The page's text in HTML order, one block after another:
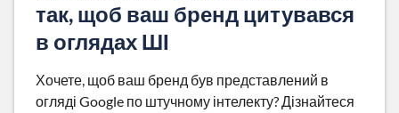
так, щоб ваш бренд цитувався
в оглядах ШІ
Хочете, щоб ваш бренд був представлений в
огляді Google по штучному інтелекту? Дізнайтеся